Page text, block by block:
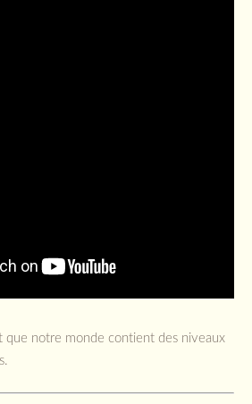
que notre monde contient des niveaux